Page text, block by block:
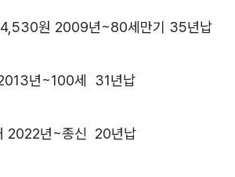
원 2009년~80세만기 35년납
년~100세 31년납
2022년~종신 20년납